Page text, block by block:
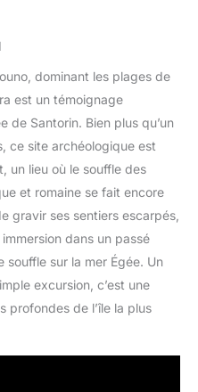
dominant les plages de
est un témoignage
de Santorin. Bien plus qu’un
ce site archéologique est
un lieu où le souffle des
et romaine se fait encore
gravir ses sentiers escarpés,
dans un passé
souffle sur la mer Égée. Un
excursion, c’est une
profondes de l’île la plus